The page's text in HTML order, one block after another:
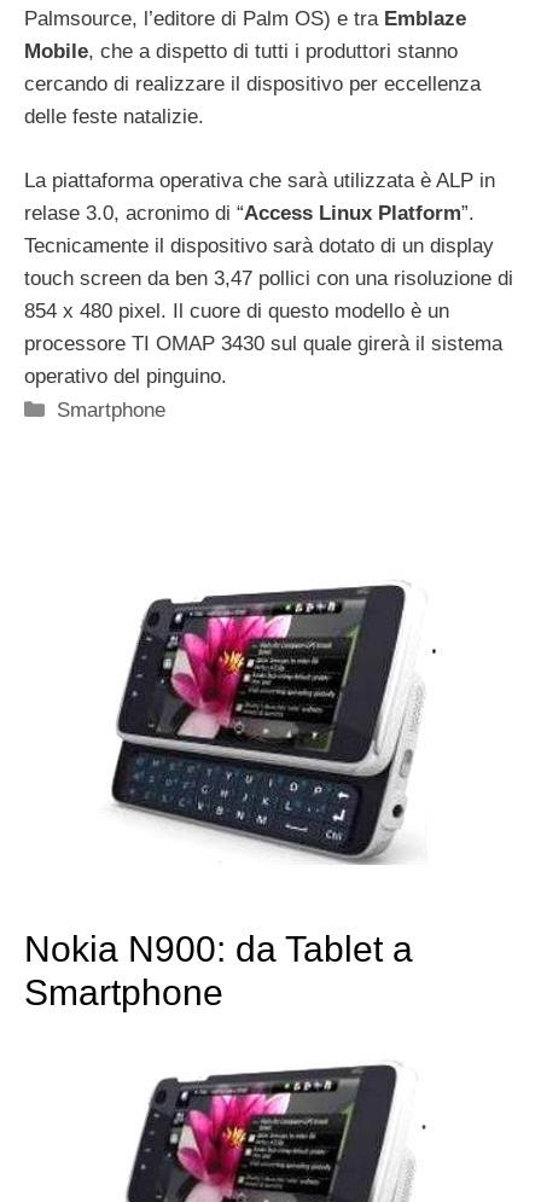
Palmsource, l’editore di Palm OS) e tra Emblaze
Mobile, che a dispetto di tutti i produttori stanno
cercando di realizzare il dispositivo per eccellenza
delle feste natalizie.
La piattaforma operativa che sarà utilizzata è ALP in
relase 3.0, acronimo di “Access Linux Platform”.
Tecnicamente il dispositivo sarà dotato di un display
touch screen da ben 3,47 pollici con una risoluzione di
854 x 480 pixel. Il cuore di questo modello è un
processore TI OMAP 3430 sul quale girerà il sistema
operativo del pinguino.
Categorie
Smartphone
Nokia N900: da Tablet a
Smartphone